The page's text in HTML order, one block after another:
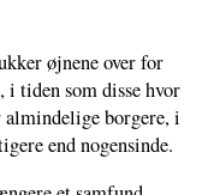
øjnene over for
tiden som disse hvor
almindelige borgere, i
end nogensinde.